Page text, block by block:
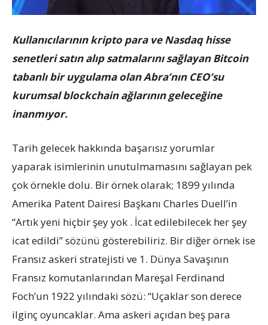
Kullanıcılarının kripto para ve Nasdaq hisse
senetleri satın alıp satmalarını sağlayan Bitcoin
tabanlı bir uygulama olan Abra’nın CEO’su
kurumsal blockchain ağlarının geleceğine
inanmıyor.
Tarih gelecek hakkında başarısız yorumlar
yaparak isimlerinin unutulmamasını sağlayan pek
çok örnekle dolu. Bir örnek olarak; 1899 yılında
Amerika Patent Dairesi Başkanı Charles Duell’in
“Artık yeni hiçbir şey yok . İcat edilebilecek her şey
icat edildi” sözünü gösterebiliriz. Bir diğer örnek ise
Fransız askeri stratejisti ve 1. Dünya Savaşının
Fransız komutanlarından Mareşal Ferdinand
Foch’un 1922 yılındaki sözü: “Uçaklar son derece
ilginç oyuncaklar. Ama askeri açıdan beş para